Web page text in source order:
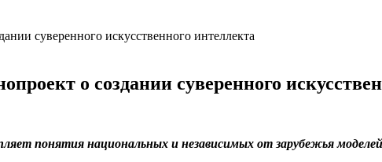
о создании суверенного
понятия национальных и независимых от зарубежья